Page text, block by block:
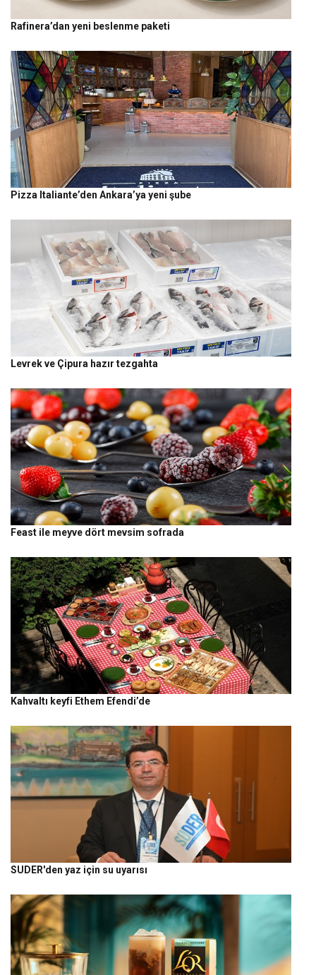
Rafinera’dan yeni beslenme paketi
Pizza Italiante’den Ankara’ya yeni şube
Levrek ve Çipura hazır tezgahta
Feast ile meyve dört mevsim sofrada
Kahvaltı keyfi Ethem Efendi’de
SUDER'den yaz için su uyarısı